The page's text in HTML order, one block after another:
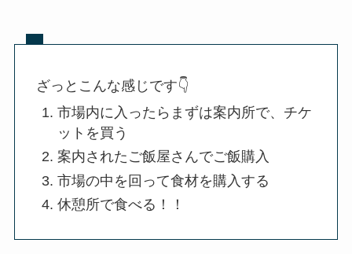
ざっとこんな感じです👇
市場内に入ったらまずは案内所で、チケ
ットを買う
案内されたご飯屋さんでご飯購入
市場の中を回って食材を購入する
休憩所で食べる！！